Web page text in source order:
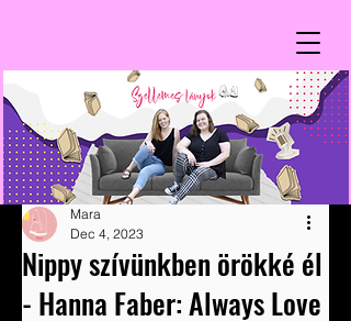
Nippy szívünkben örökké él
- Hanna Faber: Always Love
Mara
Dec 4, 2023